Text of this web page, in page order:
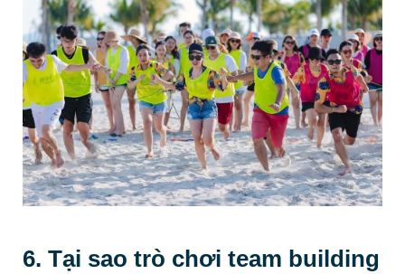
6. Tại sao trò chơi team building